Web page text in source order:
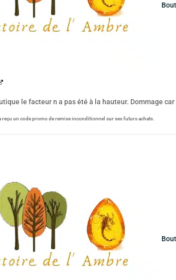
le facteur n a pas été à la hauteur. Dommage
reçu un code promo de remise inconditionnel sur ses futurs achats.